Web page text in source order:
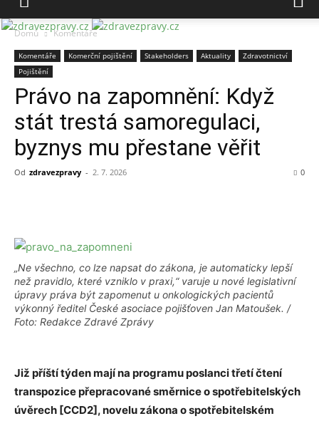
Domů Komentáře
Komentáře Komerční pojištění Stakeholders Aktuality
Zdravotnictví
Pojištění
Právo na zapomnění: Když
stát trestá samoregulaci,
byznys mu přestane věřit
Od zdravezpravy - 2. 7. 2026 0
„Ne všechno, co lze napsat do zákona, je automaticky lepší
než pravidlo, které vzniklo v praxi,“ varuje u nové legislativní
úpravy práva být zapomenut u onkologických pacientů
výkonný ředitel České asociace pojišťoven Jan Matoušek. /
Foto: Redakce Zdravé Zprávy
Již příští týden mají na programu poslanci třetí čtení
transpozice přepracované směrnice o spotřebitelských
úvěrech [CCD2], novelu zákona o spotřebitelském